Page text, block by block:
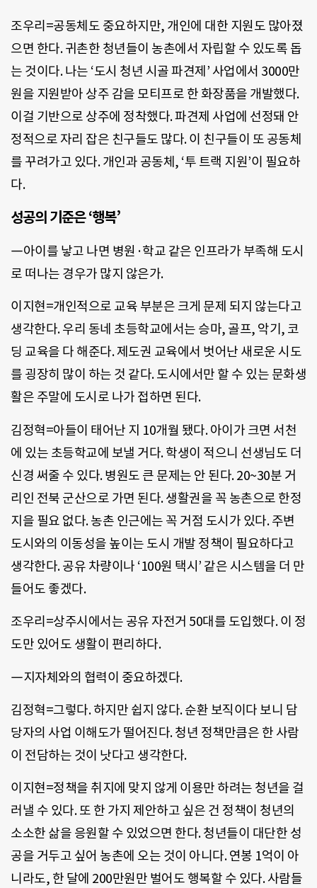
조우리=공동체도 중요하지만, 개인에 대한 지원도 많아졌
으면 한다. 귀촌한 청년들이 농촌에서 자립할 수 있도록 돕
는 것이다. 나는 ‘도시 청년 시골 파견제’ 사업에서 3000만
원을 지원받아 상주 감을 모티프로 한 화장품을 개발했다.
이걸 기반으로 상주에 정착했다. 파견제 사업에 선정돼 안
정적으로 자리 잡은 친구들도 많다. 이 친구들이 또 공동체
를 꾸려가고 있다. 개인과 공동체, ‘투 트랙 지원’이 필요하
다.
성공의 기준은 ‘행복’
―아이를 낳고 나면 병원·학교 같은 인프라가 부족해 도시
로 떠나는 경우가 많지 않은가.
이지현=개인적으로 교육 부분은 크게 문제 되지 않는다고
생각한다. 우리 동네 초등학교에서는 승마, 골프, 악기, 코
딩 교육을 다 해준다. 제도권 교육에서 벗어난 새로운 시도
를 굉장히 많이 하는 것 같다. 도시에서만 할 수 있는 문화생
활은 주말에 도시로 나가 접하면 된다.
김정혁=아들이 태어난 지 10개월 됐다. 아이가 크면 서천
에 있는 초등학교에 보낼 거다. 학생이 적으니 선생님도 더
신경 써줄 수 있다. 병원도 큰 문제는 안 된다. 20~30분 거
리인 전북 군산으로 가면 된다. 생활권을 꼭 농촌으로 한정
지을 필요 없다. 농촌 인근에는 꼭 거점 도시가 있다. 주변
도시와의 이동성을 높이는 도시 개발 정책이 필요하다고
생각한다. 공유 차량이나 ‘100원 택시’ 같은 시스템을 더 만
들어도 좋겠다.
조우리=상주시에서는 공유 자전거 50대를 도입했다. 이 정
도만 있어도 생활이 편리하다.
―지자체와의 협력이 중요하겠다.
김정혁=그렇다. 하지만 쉽지 않다. 순환 보직이다 보니 담
당자의 사업 이해도가 떨어진다. 청년 정책만큼은 한 사람
이 전담하는 것이 낫다고 생각한다.
이지현=정책을 취지에 맞지 않게 이용만 하려는 청년을 걸
러낼 수 있다. 또 한 가지 제안하고 싶은 건 정책이 청년의
소소한 삶을 응원할 수 있었으면 한다. 청년들이 대단한 성
공을 거두고 싶어 농촌에 오는 것이 아니다. 연봉 1억이 아
니라도, 한 달에 200만원만 벌어도 행복할 수 있다. 사람들